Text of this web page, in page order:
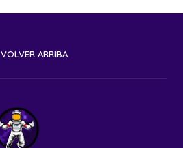
VOLVER ARRIBA